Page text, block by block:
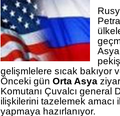
gelişmlelere sıcak bakıyor
Önceki gün Orta Asya
Komutanı Çuvalcı general
ilişkilerini tazelemek amacı
yapmaya hazırlanıyor.